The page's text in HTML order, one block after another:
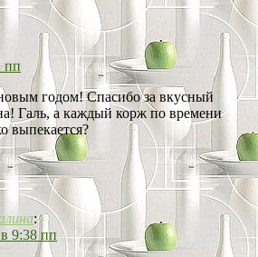
пп
годом! Спасибо за вкусный
Галь, а каждый корж по времени
выпекается?
:
9:38 пп